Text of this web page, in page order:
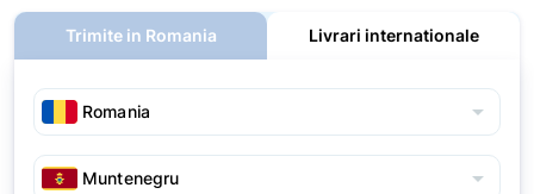
Trimite in Romania Livrari internationale
arrow_drop_down
arrow_drop_down